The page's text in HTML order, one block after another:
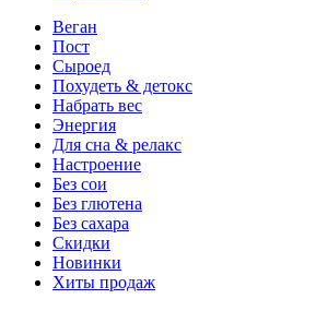
Веган
Пост
Сыроед
Похудеть & детокс
Набрать вес
Энергия
Для сна & релакс
Настроение
Без сои
Без глютена
Без сахара
Скидки
Новинки
Хиты продаж